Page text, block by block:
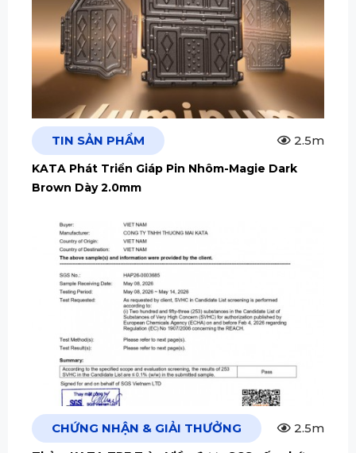
TIN SẢN PHẨM 2.5m
KATA Phát Triển Giáp Pin Nhôm-Magie Dark
Brown Dày 2.0mm
CHỨNG NHẬN & GIẢI THƯỞNG 2.5m